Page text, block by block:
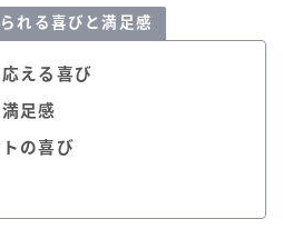
れる喜びと満足感
える喜び
足感
の喜び